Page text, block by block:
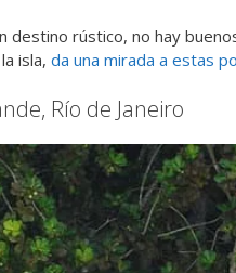
destino rústico, no hay
isla, da una mirada a estas
Río de Janeiro